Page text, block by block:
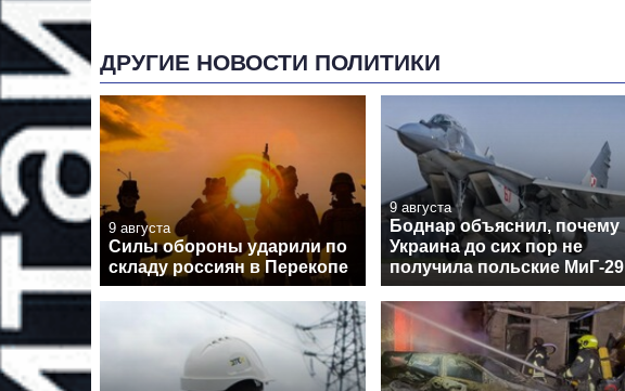
ДРУГИЕ НОВОСТИ ПОЛИТИКИ
9 августа
Силы обороны ударили по
складу россиян в Перекопе
9 августа
Боднар объяснил, почему
Украина до сих пор не
получила польские МиГ-29